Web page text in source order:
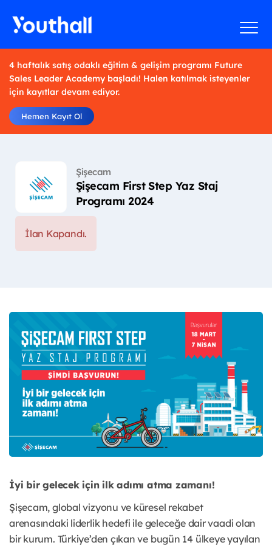
4 haftalık satış odaklı eğitim & gelişim programı Future
Sales Leader Academy başladı! Halen katılmak isteyenler
için kayıtlar devam ediyor.
Hemen Kayıt Ol
Şişecam
Şişecam First Step Yaz Staj
Programı 2024
İlan Kapandı.
İyi bir gelecek için ilk adımı atma zamanı!
Şişecam, global vizyonu ve küresel rekabet
arenasındaki liderlik hedefi ile geleceğe dair vaadi olan
bir kurum. Türkiye’den çıkan ve bugün 14 ülkeye yayılan